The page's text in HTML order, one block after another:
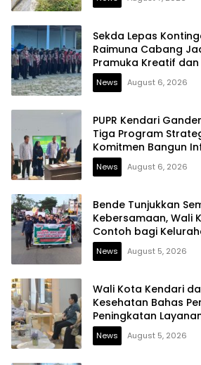
Sekda Lepas
Raimuna Cabang
Pramuka Kreatif dan
News August 6, 2026
PUPR Kendari
Tiga Program
Komitmen Bangun
Berintegritas
News August 6, 2026
Bende Tunjukkan
Kebersamaan, Wali
Contoh bagi
News August 5, 2026
Wali Kota Kendari
Kesehatan Bahas
Peningkatan
News August 5, 2026